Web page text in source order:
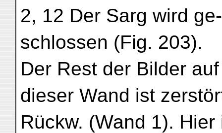
2, 12 Der Sarg wird ge-
schlossen (Fig. 203).
Der Rest der Bilder auf
dieser Wand ist
Rückw. (Wand 1). Hier